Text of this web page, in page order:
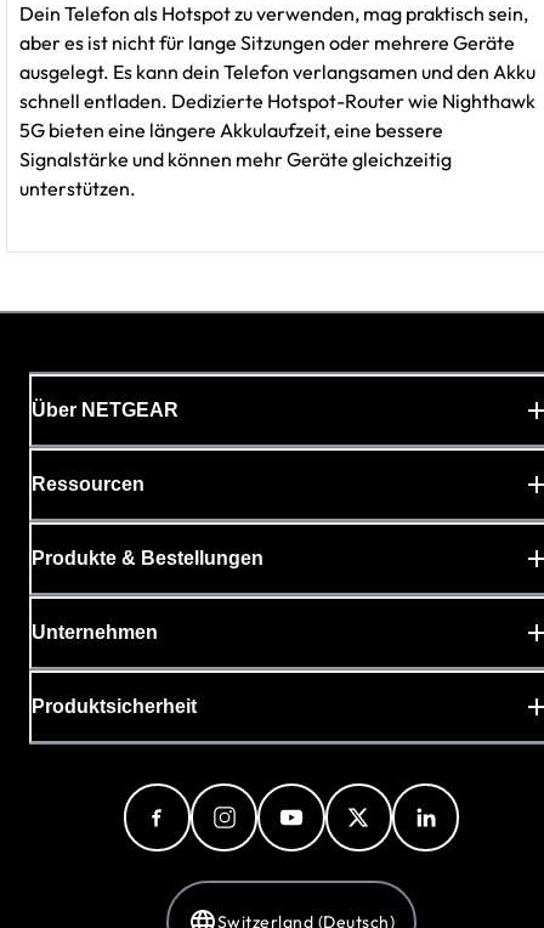
Dein Telefon als Hotspot zu verwenden, mag praktisch sein,
aber es ist nicht für lange Sitzungen oder mehrere Geräte
ausgelegt. Es kann dein Telefon verlangsamen und den Akku
schnell entladen. Dedizierte Hotspot-Router wie Nighthawk
5G bieten eine längere Akkulaufzeit, eine bessere
Signalstärke und können mehr Geräte gleichzeitig
unterstützen.
Über NETGEAR
Ressourcen
Produkte & Bestellungen
Unternehmen
Produktsicherheit
Switzerland (Deutsch)